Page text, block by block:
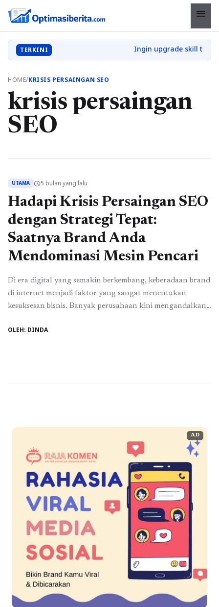
menu
TERKINI
HOME/KRISIS PERSAINGAN SEO
krisis persaingan
SEO
UTAMA schedule5 bulan yang lalu
Hadapi Krisis Persaingan SEO
dengan Strategi Tepat:
Saatnya Brand Anda
Mendominasi Mesin Pencari
Di era digital yang semakin berkembang, keberadaan brand
di internet menjadi faktor yang sangat menentukan
kesuksesan bisnis. Banyak perusahaan kini mengandalkan
menjangkau audiens yang lebih luas. Namun seiring
OLEH: DINDA
AD